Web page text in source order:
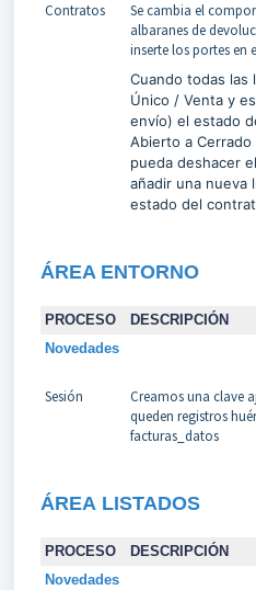
Contratos
Se cambia el
albaranes de
inserte los portes
Cuando todas las
Único / Venta y
envío) el estado
Abierto a
pueda deshacer
añadir una nueva
estado del
ÁREA ENTORNO
PROCESO DESCRIPCIÓN
Novedades
Sesión
Creamos una clave
queden registros
facturas_datos
ÁREA LISTADOS
PROCESO DESCRIPCIÓN
Novedades